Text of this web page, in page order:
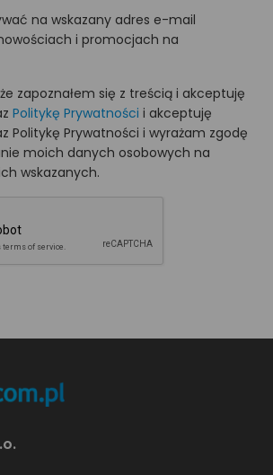
na wskazany adres e-mail
i promocjach na
zapoznałem się z treścią i akceptuję
Politykę Prywatności i akceptuję
Politykę Prywatności i wyrażam zgodę
moich danych osobowych na
wskazanych.